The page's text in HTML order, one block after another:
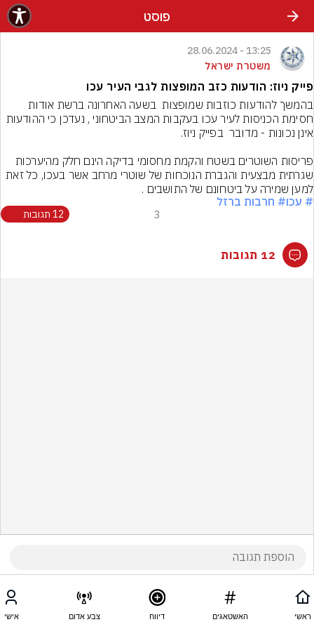
פוסט
13:25 - 28.06.2024
משטרת ישראל
פייק ניוז: הודעות כזב המופצות לגבי העיר עכו
בהמשך להודעות כוזבות שמופצות  בשעה האחרונה ברשת אודות
שגרתית מבצעית והגברת הנוכחות של שוטרי מרחב אשר בעכו, כל זאת
למען שמירה על ביטחונם של התושבים .
# עכו# חרבות ברזל
3 12 תגובות
12 תגובות
ראשי האשטאגים דיווח צבע אדום אישי